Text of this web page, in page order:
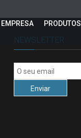
EMPRESA PRODUTOS